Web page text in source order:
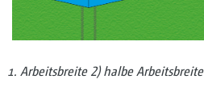
Arbeitsbreite 2) halbe Arbeitsbreite